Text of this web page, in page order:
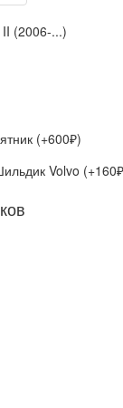
(+600₽)
Volvo